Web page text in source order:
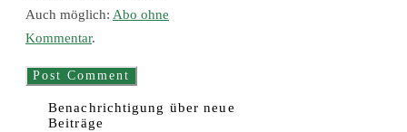
Auch möglich: Abo ohne
Kommentar.
Benachrichtigung über neue
Beiträge